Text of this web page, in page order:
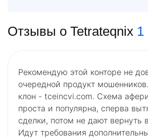
Отзывы о Tetrateqnix 1
Рекомендую этой конторе не
очередной продукт
клон - tceincvi.com. Схема
проста и популярна, сперва
сделки, потом не дают вернуть
Идут требования